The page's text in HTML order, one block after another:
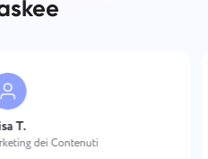
T.
dei Contenuti